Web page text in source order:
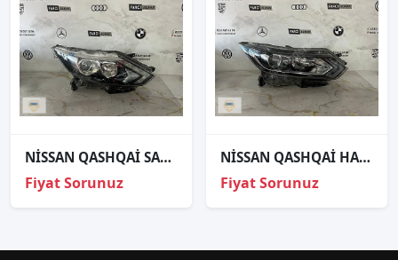
NİSSAN QASHQAİ SAĞ FAR ORJİNAL
Fiyat Sorunuz
NİSSAN QASHQAİ HALOJEN SAĞ FAR ORJİNAL
Fiyat Sorunuz